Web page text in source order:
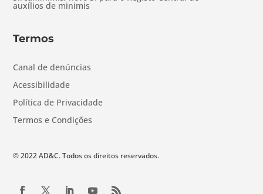
auxílios de minimis
Termos
Canal de denúncias
Acessibilidade
Política de Privacidade
Termos e Condições
© 2022 AD&C. Todos os direitos reservados.